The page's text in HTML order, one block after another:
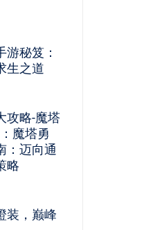
游秘笈：
生之道
攻略-魔塔
魔塔勇
：迈向通
略
装，巅峰